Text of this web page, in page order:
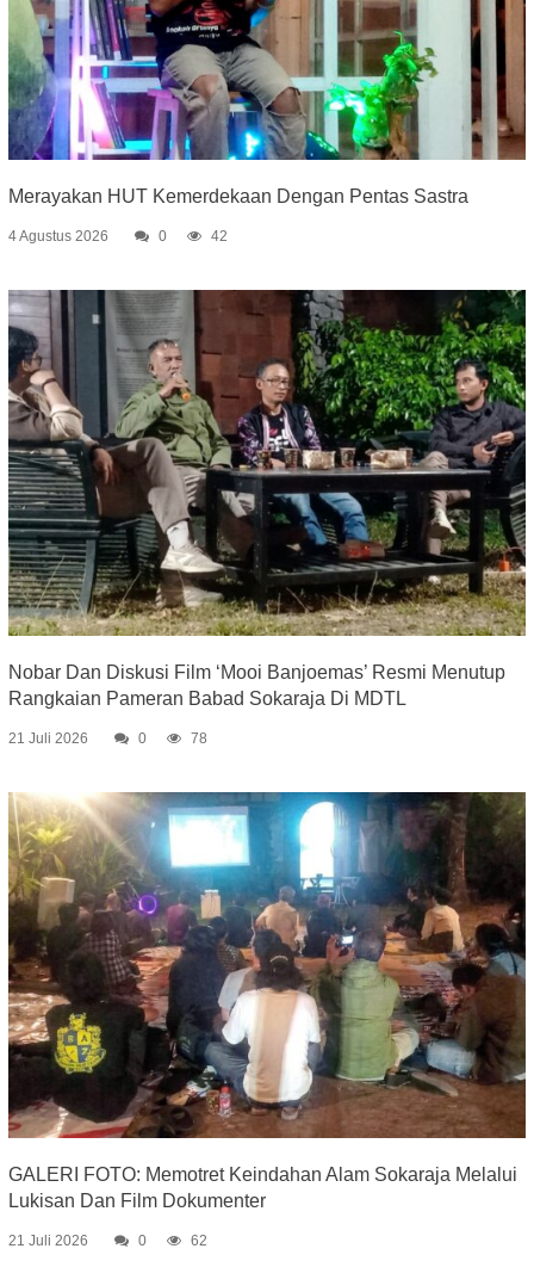
Merayakan HUT Kemerdekaan Dengan Pentas Sastra
4 Agustus 2026 0 42
Nobar Dan Diskusi Film ‘Mooi Banjoemas’ Resmi Menutup
Rangkaian Pameran Babad Sokaraja Di MDTL
21 Juli 2026 0 78
GALERI FOTO: Memotret Keindahan Alam Sokaraja Melalui
Lukisan Dan Film Dokumenter
21 Juli 2026 0 62